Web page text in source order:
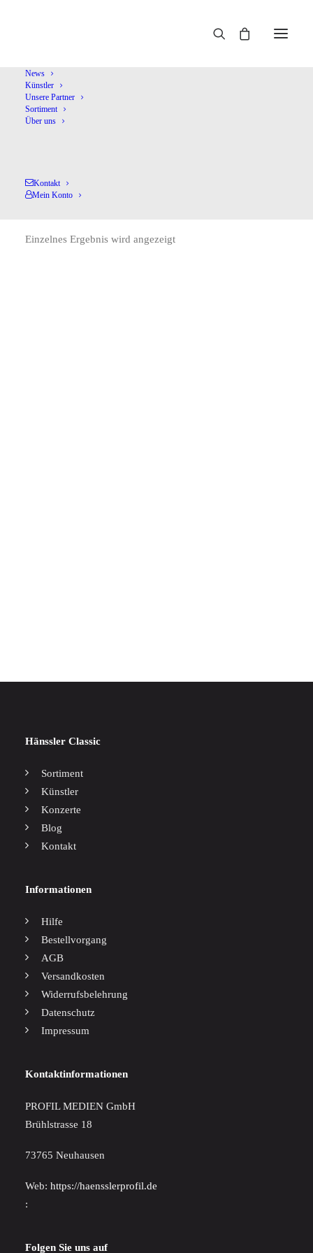
News
Künstler
Unsere Partner
Sortiment
Über uns
Kontakt
Mein Konto
Zorman,I.
Einzelnes Ergebnis wird angezeigt
Hänssler Classic
Sortiment
Künstler
Konzerte
Blog
Kontakt
Informationen
Hilfe
Bestellvorgang
AGB
Versandkosten
Widerrufsbelehrung
Datenschutz
Impressum
Kontaktinformationen
PROFIL MEDIEN GmbH
Brühlstrasse 18
73765 Neuhausen
Web: https://haensslerprofil.de
:
Folgen Sie uns auf